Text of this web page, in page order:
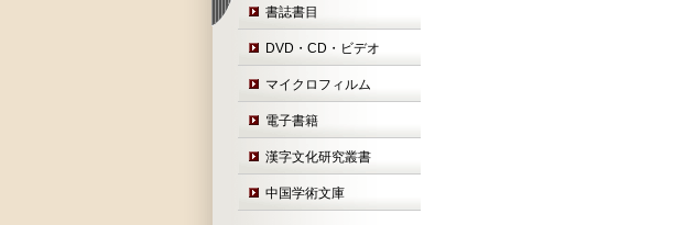
書誌書目
DVD・CD・ビデオ
マイクロフィルム
電子書籍
漢字文化研究叢書
中国学術文庫